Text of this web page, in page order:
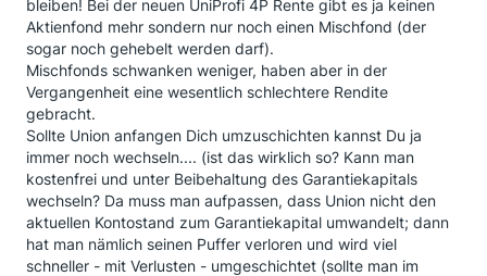
bleiben! Bei der neuen UniProfi 4P Rente gibt es ja keinen
Aktienfond mehr sondern nur noch einen Mischfond (der
sogar noch gehebelt werden darf).
Mischfonds schwanken weniger, haben aber in der
Vergangenheit eine wesentlich schlechtere Rendite
gebracht.
Sollte Union anfangen Dich umzuschichten kannst Du ja
immer noch wechseln.... (ist das wirklich so? Kann man
kostenfrei und unter Beibehaltung des Garantiekapitals
wechseln? Da muss man aufpassen, dass Union nicht den
aktuellen Kontostand zum Garantiekapital umwandelt; dann
hat man nämlich seinen Puffer verloren und wird viel
schneller - mit Verlusten - umgeschichtet (sollte man im